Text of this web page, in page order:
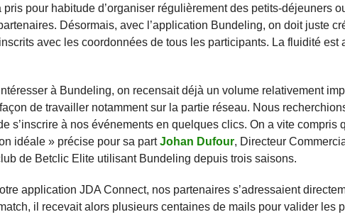
pour habitude d’organiser régulièrement des petits-déjeuners
Désormais, avec l’application Bundeling, on doit juste
avec les coordonnées de tous les participants. La fluidité
à Bundeling, on recensait déjà un volume relativement
de travailler notamment sur la partie réseau. Nous
s’inscrire à nos événements en quelques clics. On a vite compris
idéale » précise pour sa partJohan Dufour, Directeur
de Betclic Elite utilisant Bundeling depuis trois saisons.
application JDA Connect, nos partenaires s’adressaient
il recevait alors plusieurs centaines de mails pour valider les